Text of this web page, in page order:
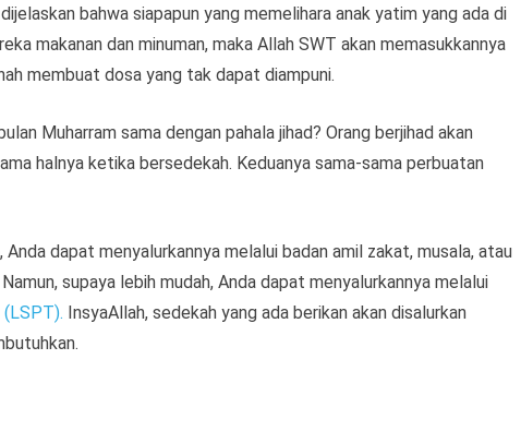
bahwa siapapun yang memelihara anak yatim yang ada di
makanan dan minuman, maka Allah SWT akan memasukkannya
membuat dosa yang tak dapat diampuni.
Muharram sama dengan pahala jihad? Orang berjihad akan
halnya ketika bersedekah. Keduanya sama-sama perbuatan
dapat menyalurkannya melalui badan amil zakat, musala, atau
supaya lebih mudah, Anda dapat menyalurkannya melalui
InsyaAllah, sedekah yang ada berikan akan disalurkan